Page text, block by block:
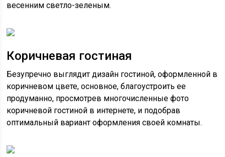
весенним светло-зеленым.
Коричневая гостиная
Безупречно выглядит дизайн гостиной, оформленной в
коричневом цвете, основное, благоустроить ее
продуманно, просмотрев многочисленные фото
коричневой гостиной в интернете, и подобрав
оптимальный вариант оформления своей комнаты.